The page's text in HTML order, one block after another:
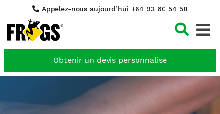
Appelez-nous aujourd’hui +64 93 60 54 58
Obtenir un devis personnalisé